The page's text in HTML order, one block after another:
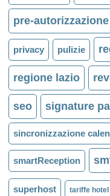
pre-autorizzazione
privacy pulizie
regione lazio
seo signature
sincronizzazione
smartReception
superhost tariffe hotel